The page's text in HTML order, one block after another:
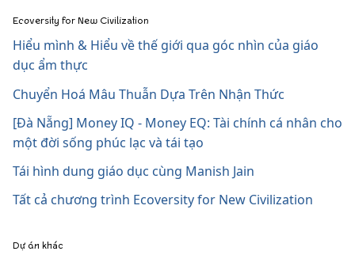
Ecoversity for New Civilization
Hiểu mình & Hiểu về thế giới qua góc nhìn của giáo
dục ẩm thực
Chuyển Hoá Mâu Thuẫn Dựa Trên Nhận Thức
[Đà Nẵng] Money IQ - Money EQ: Tài chính cá nhân cho
một đời sống phúc lạc và tái tạo
Tái hình dung giáo dục cùng Manish Jain
Tất cả chương trình Ecoversity for New Civilization
Dự án khác